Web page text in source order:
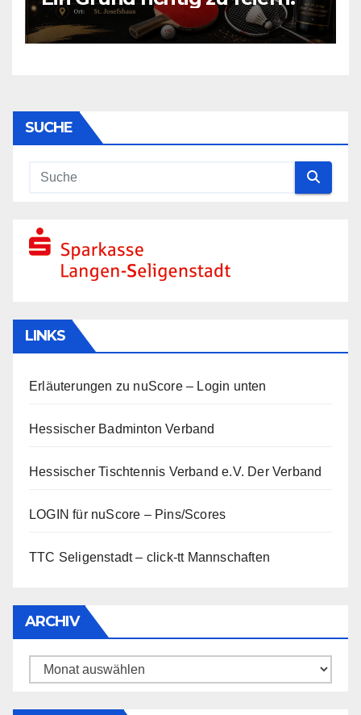
SUCHE
LINKS
Erläuterungen zu nuScore– Login unten
Hessischer Badminton Verband
Hessischer Tischtennis Verband e.V. Der Verband
LOGIN für nuScore – Pins/Scores
TTC Seligenstadt – click-tt Mannschaften
ARCHIV
Archiv